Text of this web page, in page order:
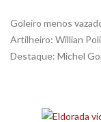
Goleiro menos
Artilheiro: Willian
Destaque: Michel